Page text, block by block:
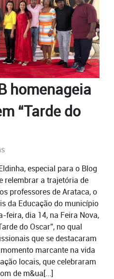
homenageia
“Tarde do
especial para o Blog
relembrar a trajetória de
professores de Arataca, o
da Educação do município
feira, dia 14, na Feira Nova,
do Oscar”, no qual
que se destacaram
marcante na vida
locais, que celebraram
de m&ua[...]